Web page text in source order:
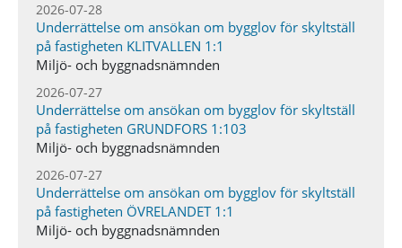
2026-07-28
Underrättelse om ansökan om bygglov för skyltställ
på fastigheten KLITVALLEN 1:1
Miljö- och byggnadsnämnden
2026-07-27
Underrättelse om ansökan om bygglov för skyltställ
på fastigheten GRUNDFORS 1:103
Miljö- och byggnadsnämnden
2026-07-27
Underrättelse om ansökan om bygglov för skyltställ
på fastigheten ÖVRELANDET 1:1
Miljö- och byggnadsnämnden